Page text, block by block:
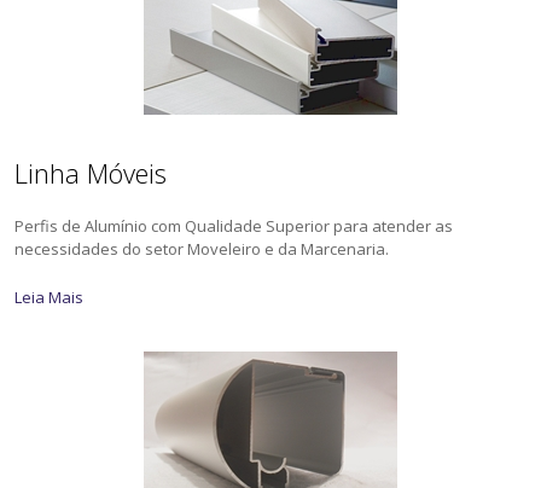
Linha Móveis
Perfis de Alumínio com Qualidade Superior para atender as
necessidades do setor Moveleiro e da Marcenaria.
Leia Mais